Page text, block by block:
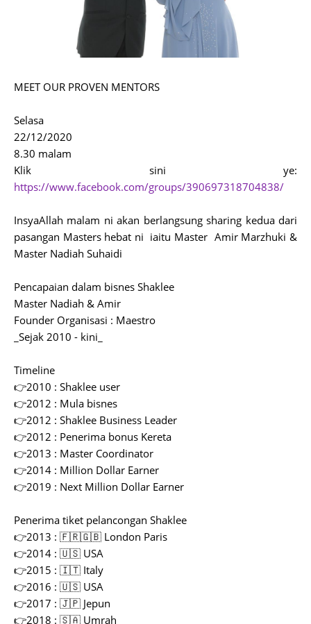
MEET OUR PROVEN MENTORS
Selasa
22/12/2020
8.30 malam
Klik sini ye:
https://www.facebook.com/groups/390697318704838/
InsyaAllah malam ni akan berlangsung sharing kedua dari
pasangan Masters hebat ni iaitu Master Amir Marzhuki &
Master Nadiah Suhaidi
Pencapaian dalam bisnes Shaklee
Master Nadiah & Amir
Founder Organisasi : Maestro
_Sejak 2010 - kini_
Timeline
👉2010 : Shaklee user
👉2012 : Mula bisnes
👉2012 : Shaklee Business Leader
👉2012 : Penerima bonus Kereta
👉2013 : Master Coordinator
👉2014 : Million Dollar Earner
👉2019 : Next Million Dollar Earner
Penerima tiket pelancongan Shaklee
👉2013 : 🇫🇷🇬🇧 London Paris
👉2014 : 🇺🇸 USA
👉2015 : 🇮🇹 Italy
👉2016 : 🇺🇸 USA
👉2017 : 🇯🇵 Jepun
👉2018 : 🇸🇦 Umrah